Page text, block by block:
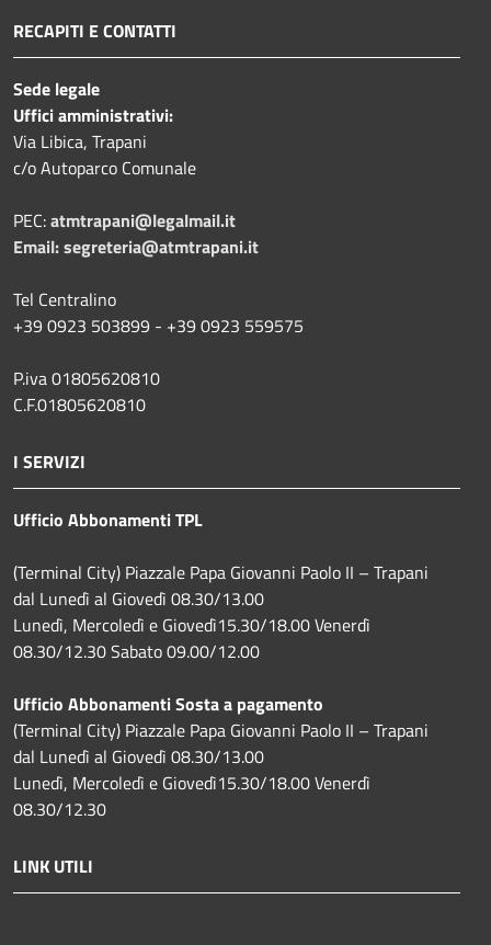
RECAPITI E CONTATTI
Sede legale
Uffici amministrativi:
Via Libica, Trapani
c/o Autoparco Comunale
PEC:atmtrapani@legalmail.it
Email:segreteria@atmtrapani.it
Tel Centralino
+39 0923 503899 - +39 0923 559575
P.iva 01805620810
C.F.01805620810
I SERVIZI
Ufficio Abbonamenti TPL
(Terminal City) Piazzale Papa Giovanni Paolo II – Trapani
dal Lunedì al Giovedì 08.30/13.00
Lunedì, Mercoledì e Giovedì15.30/18.00 Venerdì
08.30/12.30 Sabato 09.00/12.00
Ufficio Abbonamenti Sosta a pagamento
(Terminal City) Piazzale Papa Giovanni Paolo II – Trapani
dal Lunedì al Giovedì 08.30/13.00
Lunedì, Mercoledì e Giovedì15.30/18.00 Venerdì
08.30/12.30
LINK UTILI